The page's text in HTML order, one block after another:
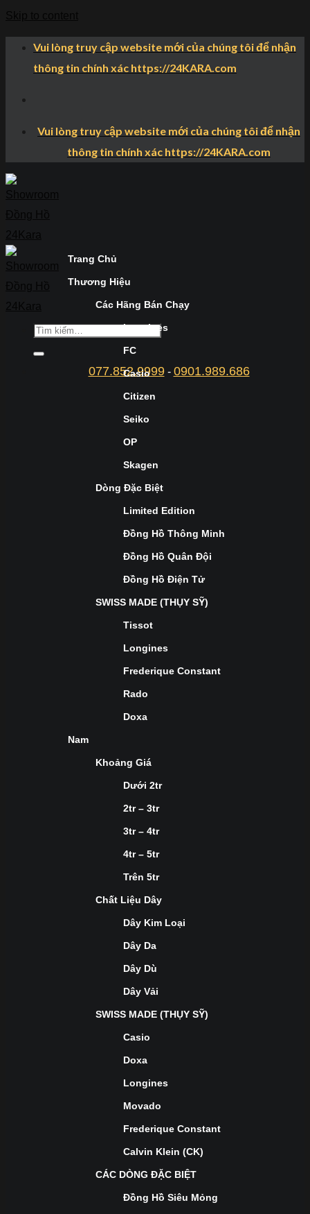
Vui lòng truy cập website mới của chúng tôi để nhận
thông tin chính xác https://24KARA.com
Vui lòng truy cập website mới của chúng tôi để nhận
thông tin chính xác https://24KARA.com
077.852.9999- 0901.989.686
Trang Chủ
Thương Hiệu
Các Hãng Bán Chạy
Longines
FC
Casio
Citizen
Seiko
OP
Skagen
Dòng Đặc Biệt
Limited Edition
Đồng Hồ Thông Minh
Đồng Hồ Quân Đội
Đồng Hồ Điện Tử
SWISS MADE (THỤY SỸ)
Tissot
Longines
Frederique Constant
Rado
Doxa
Nam
Khoảng Giá
Dưới 2tr
2tr – 3tr
3tr – 4tr
4tr – 5tr
Trên 5tr
Chất Liệu Dây
Dây Kim Loại
Dây Da
Dây Dù
Dây Vải
SWISS MADE (THỤY SỸ)
Casio
Doxa
Longines
Movado
Frederique Constant
Calvin Klein (CK)
CÁC DÒNG ĐẶC BIỆT
Đồng Hồ Siêu Mỏng